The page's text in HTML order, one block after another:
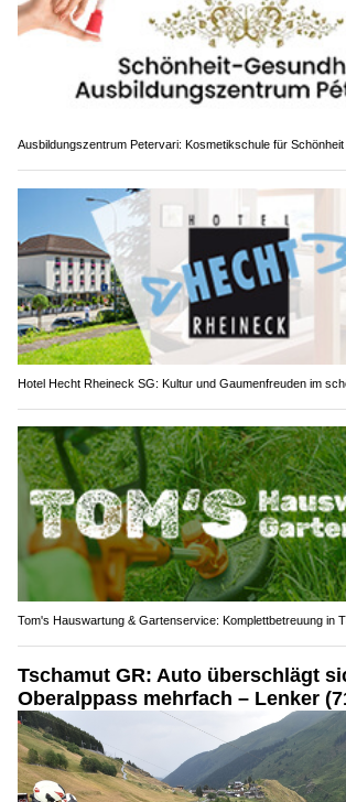
Ausbildungszentrum Petervari: Kosmetikschule für
Hotel Hecht Rheineck SG: Kultur und Gaumenfreuden im
Tom's Hauswartung & Gartenservice: Komplettbetreuung in
Tschamut GR: Auto überschlägt
Oberalppass mehrfach – Lenker